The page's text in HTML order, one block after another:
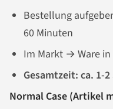
Bestellung
60 Minuten
Im Markt → Ware
Gesamtzeit: ca. 1-
Normal Case (Artikel